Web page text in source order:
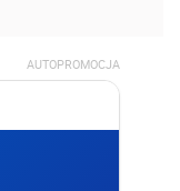
AUTOPROMOCJA